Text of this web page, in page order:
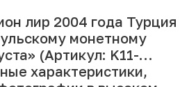
лир 2004 года Турция
монетному
(Артикул: K11-
характеристики,